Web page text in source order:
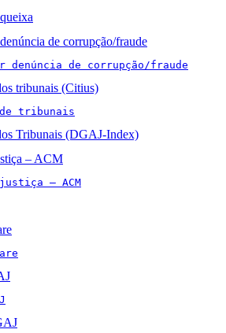
de corrupção/fraude
denúncia de corrupção/fraude
tribunais (Citius)
de tribunais
Tribunais (DGAJ-Index)
– ACM
– ACM